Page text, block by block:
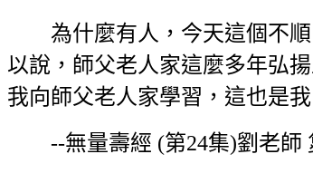
為什麼有人，今天這個不順
以說，師父老人家這麼多年弘
我向師父老人家學習，這也是
--無量壽經 (第24集)劉老師